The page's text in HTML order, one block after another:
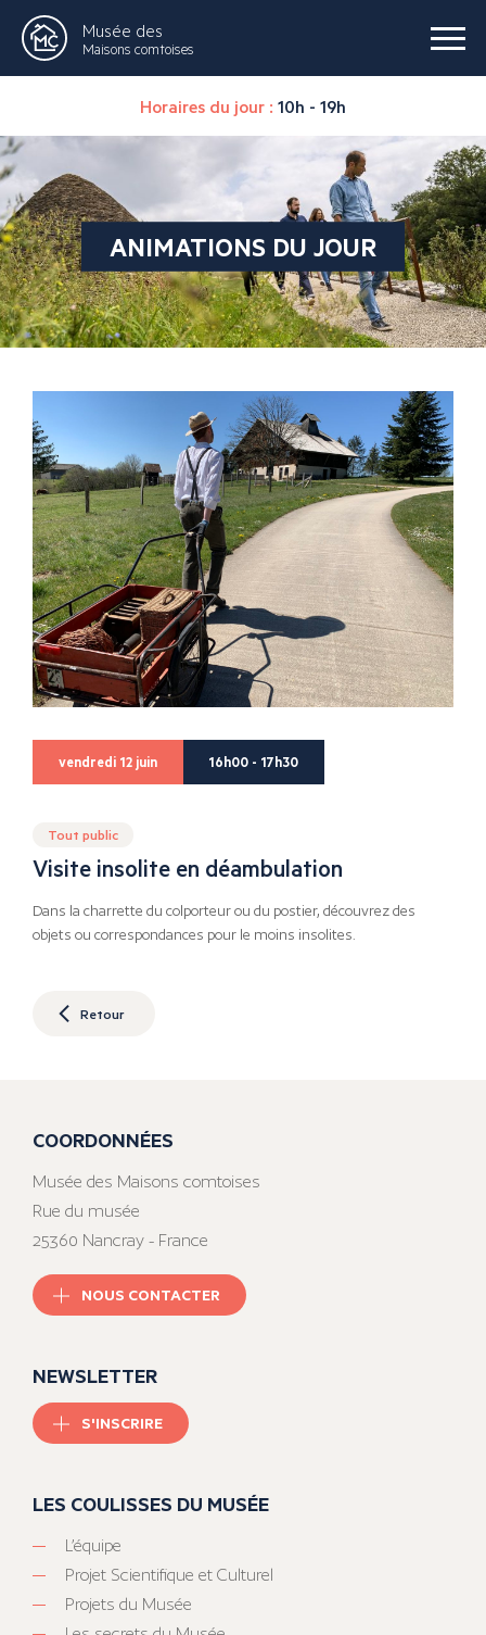
Musée des
Maisons comtoises
Horaires du jour : 10h - 19h
ANIMATIONS DU JOUR
vendredi 12 juin 16h00 - 17h30
Tout public
Visite insolite en déambulation
Dans la charrette du colporteur ou du postier, découvrez des
objets ou correspondances pour le moins insolites.
Retour
COORDONNÉES
Musée des Maisons comtoises
Rue du musée
25360 Nancray - France
NOUS CONTACTER
NEWSLETTER
S'INSCRIRE
LES COULISSES DU MUSÉE
L’équipe
Projet Scientifique et Culturel
Projets du Musée